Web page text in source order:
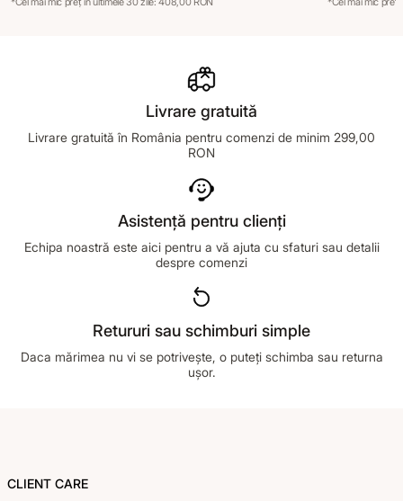
Livrare gratuită
Livrare gratuită în România pentru comenzi de minim 299,00
RON
Asistență pentru clienți
Echipa noastră este aici pentru a vă ajuta cu sfaturi sau detalii
despre comenzi
Retururi sau schimburi simple
Daca mărimea nu vi se potrivește, o puteți schimba sau returna
ușor.
CLIENT CARE